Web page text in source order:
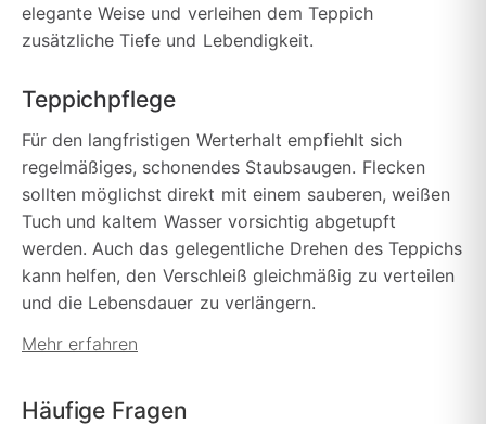
elegante Weise und verleihen dem Teppich
zusätzliche Tiefe und Lebendigkeit.
Teppichpflege
Für den langfristigen Werterhalt empfiehlt sich
regelmäßiges, schonendes Staubsaugen. Flecken
sollten möglichst direkt mit einem sauberen, weißen
Tuch und kaltem Wasser vorsichtig abgetupft
werden. Auch das gelegentliche Drehen des Teppichs
kann helfen, den Verschleiß gleichmäßig zu verteilen
und die Lebensdauer zu verlängern.
Mehr erfahren
Häufige Fragen